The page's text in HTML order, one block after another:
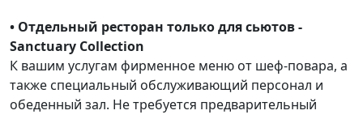
• Отдельный ресторан только для сьютов -
Sanctuary Collection
К вашим услугам фирменное меню от шеф-повара, а
также специальный обслуживающий персонал и
обеденный зал. Не требуется предварительный